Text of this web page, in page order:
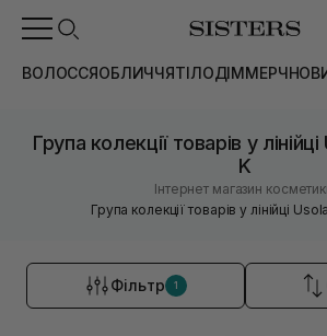
ВОЛОССЯОБЛИЧЧЯТІЛОДІММЕРЧ
Група колекції товарів у
K
Інтернет магазин
Група колекції товарів у лінійці
Фільтр 1